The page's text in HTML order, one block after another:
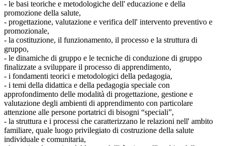
- le basi teoriche e metodologiche dell' educazione e della
promozione della salute,
- progettazione, valutazione e verifica dell' intervento preventivo e
promozionale,
- la costituzione, il funzionamento, il processo e la struttura di
gruppo,
- le dinamiche di gruppo e le tecniche di conduzione di gruppo
finalizzate a sviluppare il processo di apprendimento,
- i fondamenti teorici e metodologici della pedagogia,
- i temi della didattica e della pedagogia speciale con
approfondimento delle modalità di progettazione, gestione e
valutazione degli ambienti di apprendimento con particolare
attenzione alle persone portatrici di bisogni “speciali”,
- la struttura e i processi che caratterizzano le relazioni nell' ambito
familiare, quale luogo privilegiato di costruzione della salute
individuale e comunitaria,